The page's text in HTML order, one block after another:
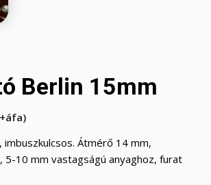
Berlin 15mm
+áfa)
imbuszkulcsos. Átmérő 14 mm,
5-10 mm vastagságú anyaghoz, furat